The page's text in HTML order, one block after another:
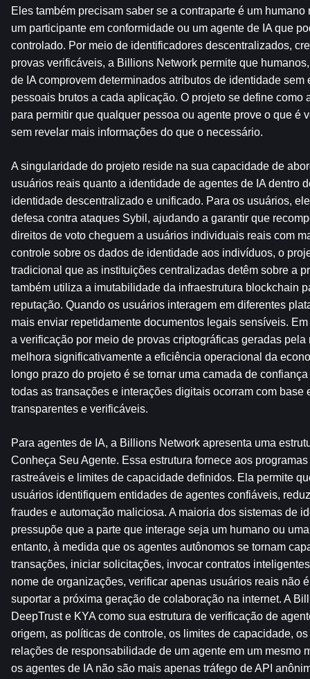
Eles também precisam saber se a contraparte é um
um participante em conformidade ou um agente de IA que
controlado. Por meio de identificadores descentralizados,
provas verificáveis, a Billions Network permite que
de IA comprovem determinados atributos de identidade sem
pessoais brutos a cada aplicação. O projeto se define como
para permitir que qualquer pessoa ou agente prove o que é
sem revelar mais informações do que o necessário.
A singularidade do projeto reside na sua capacidade de
usuários reais quanto a identidade de agentes de IA dentro
identidade descentralizado e unificado. Para os usuários,
defesa contra ataques Sybil, ajudando a garantir que
direitos de voto cheguem a usuários individuais reais com
controle sobre os dados de identidade aos indivíduos, o
tradicional que as instituições centralizadas detêm sobre a
também utiliza a imutabilidade da infraestrutura blockchain
reputação. Quando os usuários interagem em diferentes
mais enviar repetidamente documentos legais sensíveis.
a verificação por meio de provas criptográficas geradas pela
melhora significativamente a eficiência operacional da
longo prazo do projeto é se tornar uma camada de
todas as transações e interações digitais ocorram com base
transparentes e verificáveis.
Para agentes de IA, a Billions Network apresenta uma
Conheça Seu Agente. Essa estrutura fornece aos
rastreáveis ​​e limites de capacidade definidos. Ela permite
usuários identifiquem entidades de agentes confiáveis,
fraudes e automação maliciosa. A maioria dos sistemas de
pressupõe que a parte que interage seja um humano ou
entanto, à medida que os agentes autônomos se tornam
transações, iniciar solicitações, invocar contratos
nome de organizações, verificar apenas usuários reais não
suportar a próxima geração de colaboração na internet. A
DeepTrust e KYA como sua estrutura de verificação de
origem, as políticas de controle, os limites de capacidade,
relações de responsabilidade de um agente em um mesmo
os agentes de IA não são mais apenas tráfego de API